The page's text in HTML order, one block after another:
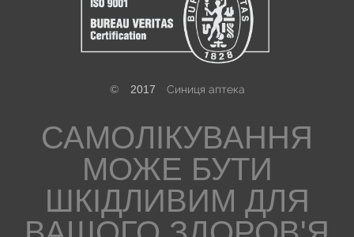
© 2017 Синиця аптека
САМОЛІКУВАННЯ
МОЖЕ БУТИ
ШКІДЛИВИМ ДЛЯ